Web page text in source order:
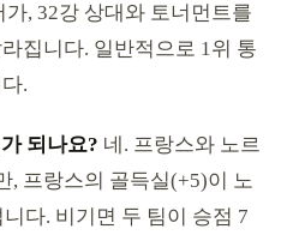
, 32강 상대와 토너먼트를
집니다. 일반적으로 1위 통
.
되나요? 네. 프랑스와 노르
, 프랑스의 골득실(+5)이 노
다. 비기면 두 팀이 승점 7